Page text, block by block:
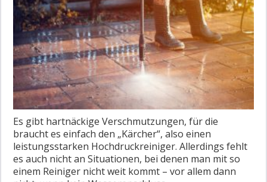
Es gibt hartnäckige Verschmutzungen, für die
braucht es einfach den „Kärcher“, also einen
leistungsstarken Hochdruckreiniger. Allerdings fehlt
es auch nicht an Situationen, bei denen man mit so
einem Reiniger nicht weit kommt – vor allem dann